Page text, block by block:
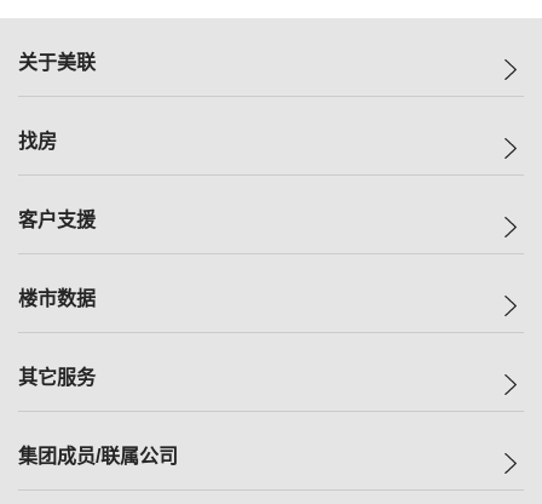
关于美联
美联集团
人才招募
找房
一手新房
减价
美联豪宅
独家楼盘
租房
客户支援
自助放盘
查询热线
按揭计算机
负担能力计算机
楼市数据
指数
历史成交
其它服务
小区专页
集团成员/联属公司